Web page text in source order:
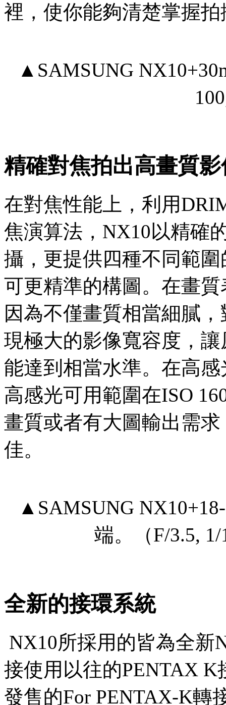
裡，使你能夠清楚掌握
▲SAMSUNG
精確對焦拍出高畫質影
在對焦性能上，利用
焦演算法，NX10以精確
攝，更提供四種不同範
可更精準的構圖。在畫
因為不僅畫質相當細膩
現極大的影像寬容度，
能達到相當水準。在高
高感光可用範圍在ISO
畫質或者有大圖輸出需
佳。
▲SAMSUNG
端。（F/3.5, 1/
全新的接環系統
NX10所採用的皆為全新
接使用以往的PENTAX
發售的For PENTAX-K轉